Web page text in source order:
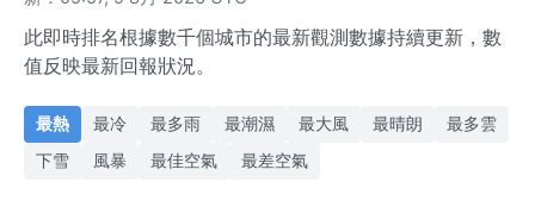
此即時排名根據數千個城市的最新觀測數據持續更新，數
值反映最新回報狀況。
最熱 最冷 最多雨 最潮濕 最大風 最晴朗
最多雲
下雪
風暴 最佳空氣 最差空氣